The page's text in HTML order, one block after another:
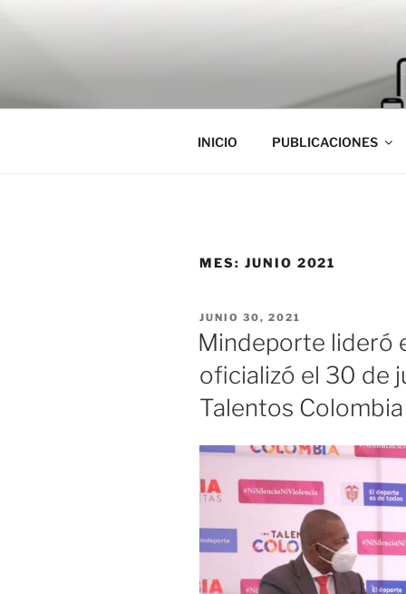
INICIO PUBLICACIONES
MES: JUNIO 2021
PUBLICADO
EL
JUNIO 30, 2021
Mindeporte lideró
oficializó el 30 de
Talentos Colombia